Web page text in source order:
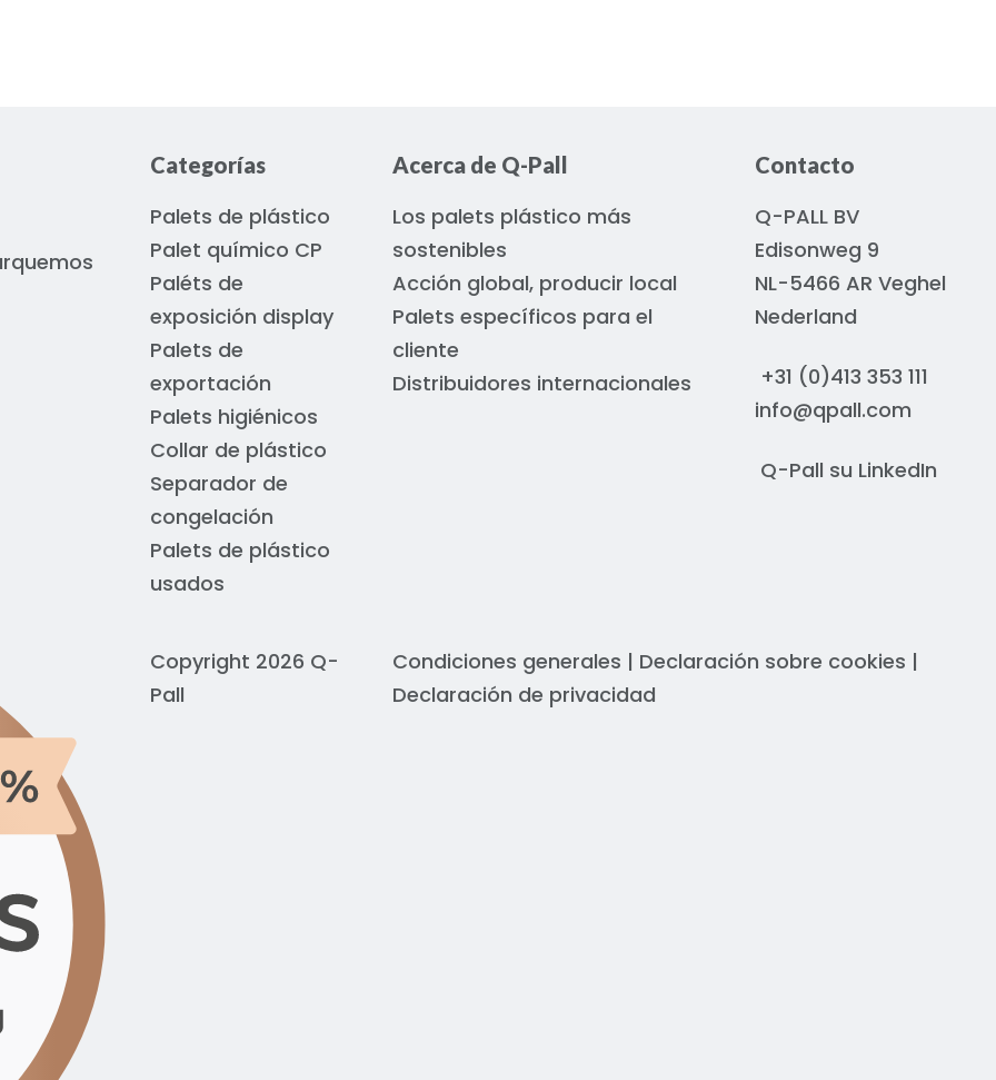
Categorías
Palets de plástico
Palet químico CP
Paléts de
exposición display
Palets de
exportación
Palets higiénicos
Collar de plástico
Separador de
congelación
Palets de plástico
usados
Acerca de Q-Pall
Los palets plástico más
sostenibles
Acción global, producir local
Palets específicos para el
cliente
Distribuidores internacionales
Contacto
Q-PALL BV
Edisonweg 9
NL-5466 AR Veghel
Nederland
+31 (0)413 353 111
info@qpall.com
Q-Pall su LinkedIn
Copyright 2026 Q-
Pall
Condiciones generales | Declaración sobre cookies |
Declaración de privacidad